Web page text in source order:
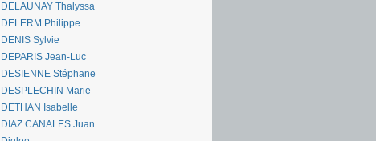
DELAUNAY Thalyssa
DELERM Philippe
DENIS Sylvie
DEPARIS Jean-Luc
DESIENNE Stéphane
DESPLECHIN Marie
DETHAN Isabelle
DIAZ CANALES Juan